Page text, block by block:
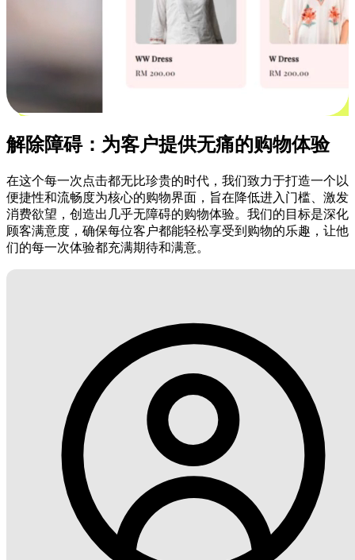
解除障碍：为客户提供无痛的购物体验
在这个每一次点击都无比珍贵的时代，我们致力于打造一个以
便捷性和流畅度为核心的购物界面，旨在降低进入门槛、激发
消费欲望，创造出几乎无障碍的购物体验。我们的目标是深化
顾客满意度，确保每位客户都能轻松享受到购物的乐趣，让他
们的每一次体验都充满期待和满意。